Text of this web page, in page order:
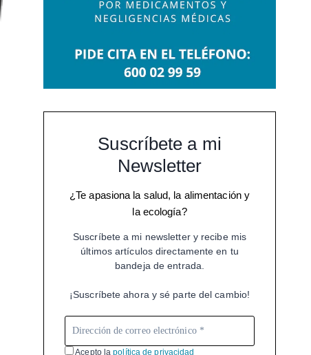
Suscríbete a mi
Newsletter
¿Te apasiona la salud, la alimentación y
la ecología?
Suscríbete a mi newsletter y recibe mis
últimos artículos directamente en tu
bandeja de entrada.
¡Suscríbete ahora y sé parte del cambio!
Acepto lapolítica de privacidad